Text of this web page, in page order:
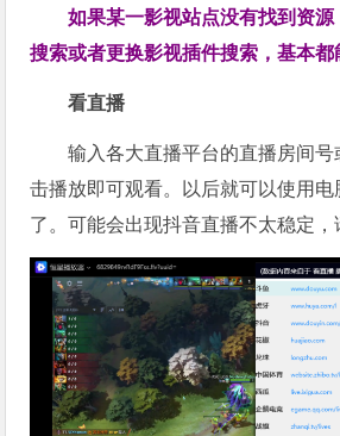
如果某一影视站点没有找到资
搜索或者更换影视插件搜索，基本都
看直播
输入各大直播平台的直播房间
击播放即可观看。以后就可以使用电
了。可能会出现抖音直播不太稳定，